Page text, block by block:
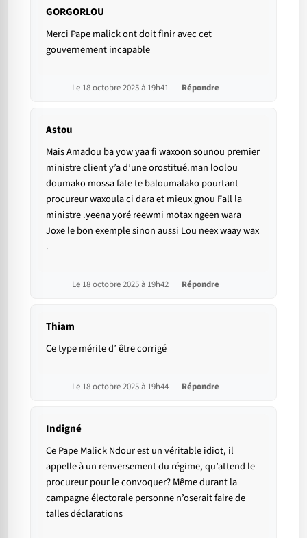
GORGORLOU
Merci Pape malick ont doit finir avec cet
gouvernement incapable
Le 18 octobre 2025 à 19h41 Répondre
Astou
Mais Amadou ba yow yaa fi waxoon sounou premier
ministre client y’a d’une orostitué.man loolou
doumako mossa fate te baloumalako pourtant
procureur waxoula ci dara et mieux gnou Fall la
ministre .yeena yoré reewmi motax ngeen wara
Joxe le bon exemple sinon aussi Lou neex waay wax
.
Le 18 octobre 2025 à 19h42 Répondre
Thiam
Ce type mérite d’ être corrigé
Le 18 octobre 2025 à 19h44 Répondre
Indigné
Ce Pape Malick Ndour est un véritable idiot, il
appelle à un renversement du régime, qu’attend le
procureur pour le convoquer? Même durant la
campagne électorale personne n’oserait faire de
talles déclarations